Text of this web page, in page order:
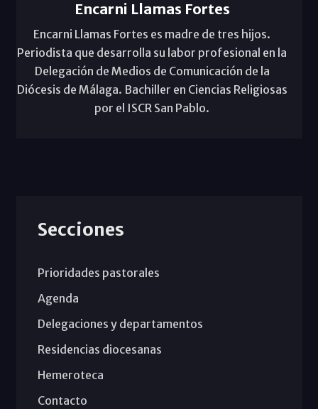
Encarni Llamas Fortes
Encarni Llamas Fortes es madre de tres hijos.
Periodista que desarrolla su labor profesional en la
Delegación de Medios de Comunicación de la
Diócesis de Málaga. Bachiller en Ciencias Religiosas
por el ISCR San Pablo.
Secciones
Prioridades pastorales
Agenda
Delegaciones y departamentos
Residencias diocesanas
Hemeroteca
Contacto